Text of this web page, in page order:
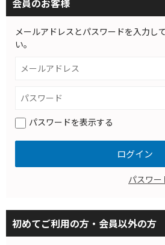
会員のお客様
メールアドレスとパスワードを入力し
い。
パスワードを表示する
パスワー
初めてご利用の方・会員以外の方